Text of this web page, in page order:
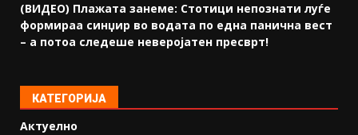
(ВИДЕО) Плажата занеме: Стотици непознати луѓе
формираа синџир во водата по една панична вест
– а потоа следеше неверојатен пресврт!
КАТЕГОРИЈА
Актуелно